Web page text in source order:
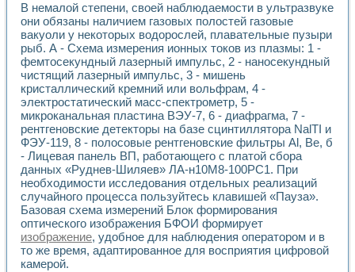
Лабораторный практикум по основам теории Коммутации
Разработка виртуальной лабораторной работы
Виртуальные практикумы по электротехнике в среде
Из опыта внедрения в рамках национального проекта
Исследование эффективности решателей
Опыт разработки LabVIEW лабораторных практикумов
Проблемы повышения качества образования и
Развитие LabVIEW лабораторного практикума по
Разработка виртуальной лаборатории по электротехнике
Усовершенствованные алгоритмы частотного анализа
Об опыте работы учебного центра «Технологии
Технологии NI в магистерской программе «Прикладная
Система диагностики двигателей постоянного тока
Автоматизированный стенд формирования
Лабораторный практикум по курсу ИИС на базе
Партнеры
Академические и отраслевые институты
В немалой степени, своей наблюдаемости в ультразвуке
они обязаны наличием газовых полостей газовые
вакуоли у некоторых водорослей, плавательные пузыри
рыб. А - Схема измерения ионных токов из плазмы: 1 -
фемтосекундный лазерный импульс, 2 - наносекундный
чистящий лазерный импульс, 3 - мишень
кристаллический кремний или вольфрам, 4 -
электростатический масс-спектрометр, 5 -
микроканальная пластина ВЭУ-7, 6 - диафрагма, 7 -
рентгеновские детекторы на базе сцинтиллятора NalTI и
ФЭУ-119, 8 - полосовые рентгеновские фильтры Al, Be, б
- Лицевая панель ВП, работающего с платой сбора
данных «Руднев-Шиляев» ЛА-н10М8-100РС1. При
необходимости исследования отдельных реализаций
случайного процесса пользуйтесь клавишей «Пауза».
Базовая схема измерений Блок формирования
оптического изображения БФОИ формирует
изображение, удобное для наблюдения оператором и в
то же время, адаптированное для восприятия цифровой
камерой.